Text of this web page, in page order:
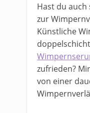
Hast du
zur
Künstliche
zufrieden?
von einer